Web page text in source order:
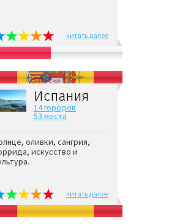
читать далее
Испания
14 городов
53 места
оливки, сангрия,
искусство и
читать далее